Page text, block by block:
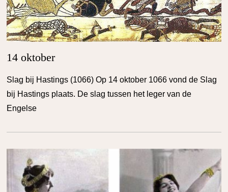
14 oktober
Slag bij Hastings (1066) Op 14 oktober 1066 vond de Slag
bij Hastings plaats. De slag tussen het leger van de
Engelse